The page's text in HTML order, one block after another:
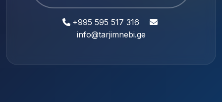
+995 595 517 316
info@tarjimnebi.ge